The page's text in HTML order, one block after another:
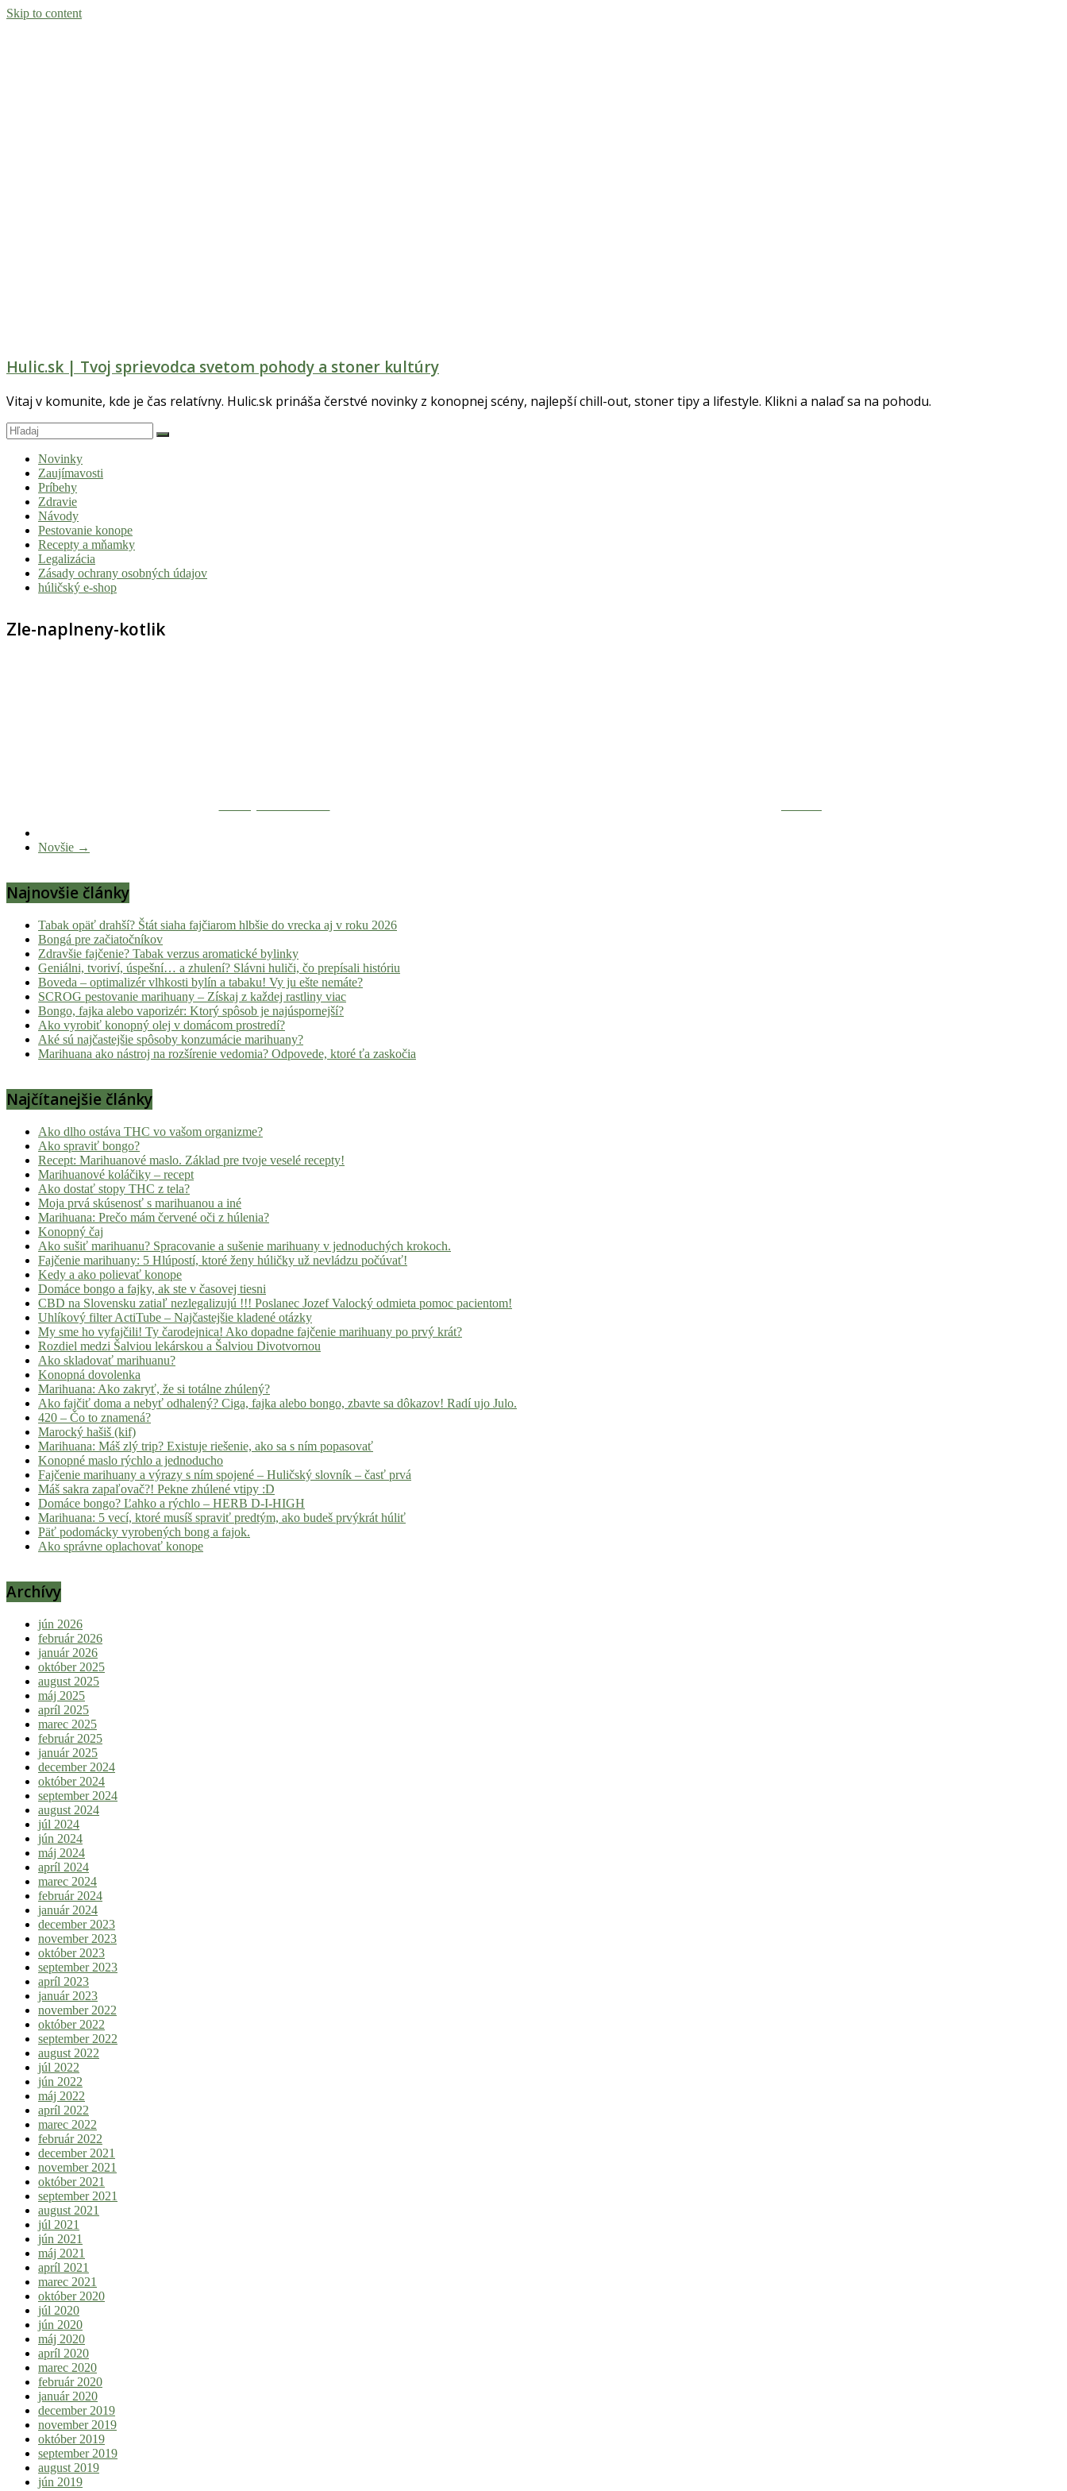
Skip to content
Hulic.sk | Tvoj sprievodca svetom pohody a stoner kultúry
Vitaj v komunite, kde je čas relatívny. Hulic.sk prináša čerstvé novinky z konopnej scény, najlepší chill-out, stoner tipy a lifestyle. Klikni a nalaď sa na pohodu.
Novinky
Zaujímavosti
Príbehy
Zdravie
Návody
Pestovanie konope
Recepty a mňamky
Legalizácia
Zásady ochrany osobných údajov
húličský e-shop
Zle-naplneny-kotlik
Novšie →
Najnovšie články
Tabak opäť drahší? Štát siaha fajčiarom hlbšie do vrecka aj v roku 2026
Bongá pre začiatočníkov
Zdravšie fajčenie? Tabak verzus aromatické bylinky
Geniálni, tvoriví, úspešní… a zhulení? Slávni huliči, čo prepísali históriu
Boveda – optimalizér vlhkosti bylín a tabaku! Vy ju ešte nemáte?
SCROG pestovanie marihuany – Získaj z každej rastliny viac
Bongo, fajka alebo vaporizér: Ktorý spôsob je najúspornejší?
Ako vyrobiť konopný olej v domácom prostredí?
Aké sú najčastejšie spôsoby konzumácie marihuany?
Marihuana ako nástroj na rozšírenie vedomia? Odpovede, ktoré ťa zaskočia
Najčítanejšie články
Ako dlho ostáva THC vo vašom organizme?
Ako spraviť bongo?
Recept: Marihuanové maslo. Základ pre tvoje veselé recepty!
Marihuanové koláčiky – recept
Ako dostať stopy THC z tela?
Moja prvá skúsenosť s marihuanou a iné
Marihuana: Prečo mám červené oči z húlenia?
Konopný čaj
Ako sušiť marihuanu? Spracovanie a sušenie marihuany v jednoduchých krokoch.
Fajčenie marihuany: 5 Hlúpostí, ktoré ženy húličky už nevládzu počúvať!
Kedy a ako polievať konope
Domáce bongo a fajky, ak ste v časovej tiesni
CBD na Slovensku zatiaľ nezlegalizujú !!! Poslanec Jozef Valocký odmieta pomoc pacientom!
Uhlíkový filter ActiTube – Najčastejšie kladené otázky
My sme ho vyfajčili! Ty čarodejnica! Ako dopadne fajčenie marihuany po prvý krát?
Rozdiel medzi Šalviou lekárskou a Šalviou Divotvornou
Ako skladovať marihuanu?
Konopná dovolenka
Marihuana: Ako zakryť, že si totálne zhúlený?
Ako fajčiť doma a nebyť odhalený? Ciga, fajka alebo bongo, zbavte sa dôkazov! Radí ujo Julo.
420 – Čo to znamená?
Marocký hašiš (kif)
Marihuana: Máš zlý trip? Existuje riešenie, ako sa s ním popasovať
Konopné maslo rýchlo a jednoducho
Fajčenie marihuany a výrazy s ním spojené – Huličský slovník – časť prvá
Máš sakra zapaľovač?! Pekne zhúlené vtipy :D
Domáce bongo? Ľahko a rýchlo – HERB D-I-HIGH
Marihuana: 5 vecí, ktoré musíš spraviť predtým, ako budeš prvýkrát húliť
Päť podomácky vyrobených bong a fajok.
Ako správne oplachovať konope
Archívy
jún 2026
február 2026
január 2026
október 2025
august 2025
máj 2025
apríl 2025
marec 2025
február 2025
január 2025
december 2024
október 2024
september 2024
august 2024
júl 2024
jún 2024
máj 2024
apríl 2024
marec 2024
február 2024
január 2024
december 2023
november 2023
október 2023
september 2023
apríl 2023
január 2023
november 2022
október 2022
september 2022
august 2022
júl 2022
jún 2022
máj 2022
apríl 2022
marec 2022
február 2022
december 2021
november 2021
október 2021
september 2021
august 2021
júl 2021
jún 2021
máj 2021
apríl 2021
marec 2021
október 2020
júl 2020
jún 2020
máj 2020
apríl 2020
marec 2020
február 2020
január 2020
december 2019
november 2019
október 2019
september 2019
august 2019
jún 2019